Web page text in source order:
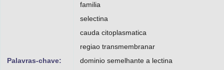
Palavras-chave:
familia
selectina
cauda citoplasmatica
regiao transmembranar
dominio semelhante a lectina